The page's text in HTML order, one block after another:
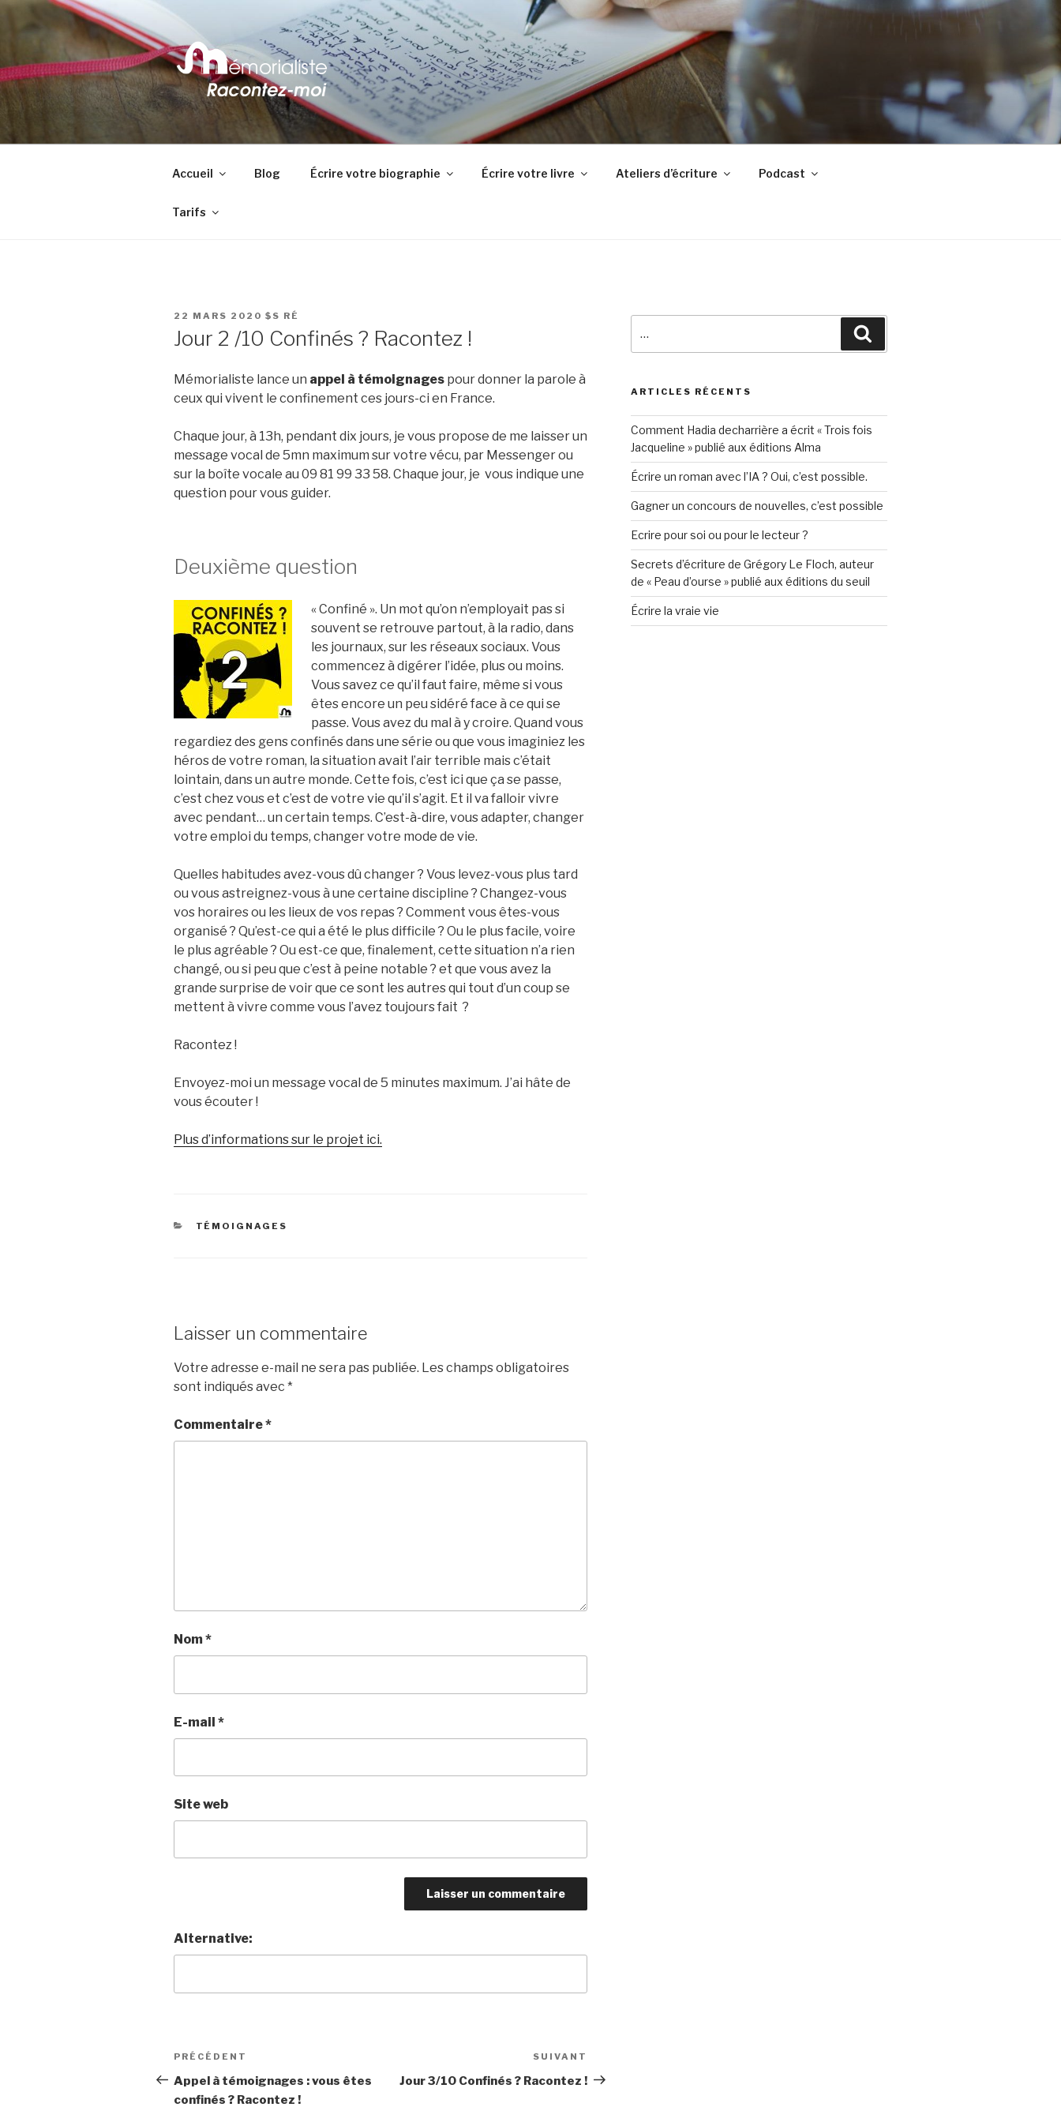
contenu
principal
MÉMORIALISTE
Votre vie est unique : racontez-la ! Je suis là pour vous accompagner dans l'écriture du récit de votre vie.
Accueil Blog Écrire votre biographie Écrire votre livre Ateliers d’écriture Podcast
Tarifs
PUBLIÉ
22 MARS 2020 $S RÉ
Jour 2 /10 Confinés ? Racontez !
Mémorialiste lance un appel à témoignages pour donner la parole à
ceux qui vivent le confinement ces jours-ci en France.
Chaque jour, à 13h, pendant dix jours, je vous propose de me laisser un
message vocal de 5mn maximum sur votre vécu, par Messenger ou
sur la boîte vocale au 09 81 99 33 58. Chaque jour, je vous indique une
question pour vous guider.
Deuxième question
« Confiné ». Un mot qu’on n’employait pas si
souvent se retrouve partout, à la radio, dans
les journaux, sur les réseaux sociaux. Vous
commencez à digérer l’idée, plus ou moins.
Vous savez ce qu’il faut faire, même si vous
êtes encore un peu sidéré face à ce qui se
passe. Vous avez du mal à y croire. Quand vous
regardiez des gens confinés dans une série ou que vous imaginiez les
héros de votre roman, la situation avait l’air terrible mais c’était
lointain, dans un autre monde. Cette fois, c’est ici que ça se passe,
c’est chez vous et c’est de votre vie qu’il s’agit. Et il va falloir vivre
avec pendant… un certain temps. C’est-à-dire, vous adapter, changer
votre emploi du temps, changer votre mode de vie.
Quelles habitudes avez-vous dû changer ? Vous levez-vous plus tard
ou vous astreignez-vous à une certaine discipline ? Changez-vous
vos horaires ou les lieux de vos repas ? Comment vous êtes-vous
organisé ? Qu’est-ce qui a été le plus difficile ? Ou le plus facile, voire
le plus agréable ? Ou est-ce que, finalement, cette situation n’a rien
changé, ou si peu que c’est à peine notable ? et que vous avez la
grande surprise de voir que ce sont les autres qui tout d’un coup se
mettent à vivre comme vous l’avez toujours fait ?
Racontez !
Envoyez-moi un message vocal de 5 minutes maximum. J’ai hâte de
vous écouter !
Plus d’informations sur le projet ici.
CATÉGORIES
TÉMOIGNAGES
Laisser un commentaire
Votre adresse e-mail ne sera pas publiée. Les champs obligatoires
sont indiqués avec *
Commentaire*
Nom*
E-mail *
Site web
Alternative:
Navigation
de
l’article
Article
précédent
PRÉCÉDENT
Appel à témoignages : vous êtes
confinés ? Racontez !
suivant
SUIVANT
Jour 3/10 Confinés ? Racontez !
ARTICLES RÉCENTS
Comment Hadia decharrière a écrit « Trois fois
Jacqueline » publié aux éditions Alma
Écrire un roman avec l’IA ? Oui, c’est possible.
Gagner un concours de nouvelles, c’est possible
Ecrire pour soi ou pour le lecteur ?
Secrets d’écriture de Grégory Le Floch, auteur
de « Peau d’ourse » publié aux éditions du seuil
Écrire la vraie vie